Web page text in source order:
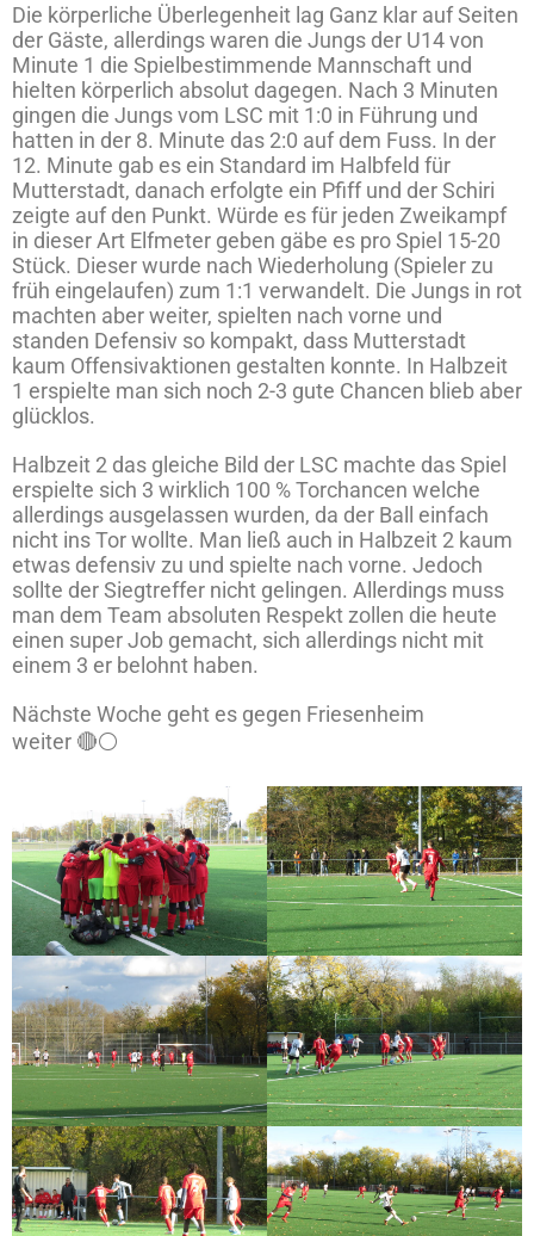
Die körperliche Überlegenheit lag Ganz klar auf Seiten
der Gäste, allerdings waren die Jungs der U14 von
Minute 1 die Spielbestimmende Mannschaft und
hielten körperlich absolut dagegen. Nach 3 Minuten
gingen die Jungs vom LSC mit 1:0 in Führung und
hatten in der 8. Minute das 2:0 auf dem Fuss. In der
12. Minute gab es ein Standard im Halbfeld für
Mutterstadt, danach erfolgte ein Pfiff und der Schiri
zeigte auf den Punkt. Würde es für jeden Zweikampf
in dieser Art Elfmeter geben gäbe es pro Spiel 15-20
Stück. Dieser wurde nach Wiederholung (Spieler zu
früh eingelaufen) zum 1:1 verwandelt. Die Jungs in rot
machten aber weiter, spielten nach vorne und
standen Defensiv so kompakt, dass Mutterstadt
kaum Offensivaktionen gestalten konnte. In Halbzeit
1 erspielte man sich noch 2-3 gute Chancen blieb aber
glücklos.
Halbzeit 2 das gleiche Bild der LSC machte das Spiel
erspielte sich 3 wirklich 100 % Torchancen welche
allerdings ausgelassen wurden, da der Ball einfach
nicht ins Tor wollte. Man ließ auch in Halbzeit 2 kaum
etwas defensiv zu und spielte nach vorne. Jedoch
sollte der Siegtreffer nicht gelingen. Allerdings muss
man dem Team absoluten Respekt zollen die heute
einen super Job gemacht, sich allerdings nicht mit
einem 3 er belohnt haben.
Nächste Woche geht es gegen Friesenheim
weiter 🔴⚪